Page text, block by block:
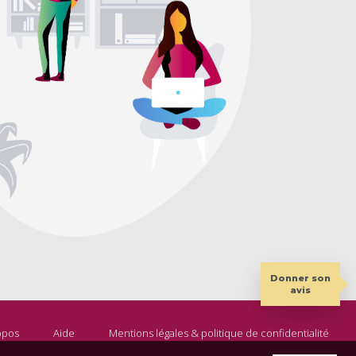
Aide Mentions légales & politique de confidentialité
Donner son
avis